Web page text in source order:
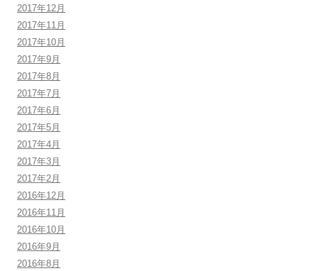
2017年12月
2017年11月
2017年10月
2017年9月
2017年8月
2017年7月
2017年6月
2017年5月
2017年4月
2017年3月
2017年2月
2016年12月
2016年11月
2016年10月
2016年9月
2016年8月